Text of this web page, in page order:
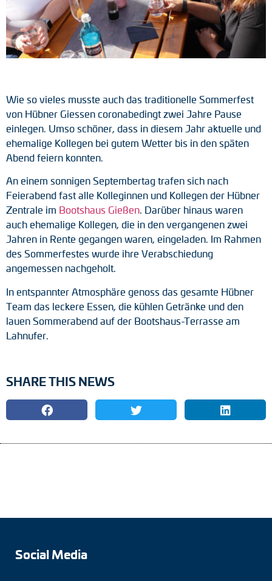
Tacho-Generatoren
LWL-Signalübertragung
Impulsumformer
Frequenz-Spannungs-Wandler
Handmessgeräte
Kabelschutz
Kupplungen
Zwischenflansche
Drehmomentstützen
DC Motoren
Wie so vieles musste auch das traditionelle Sommerfest
von Hübner Giessen coronabedingt zwei Jahre Pause
einlegen. Umso schöner, dass in diesem Jahr aktuelle und
ehemalige Kollegen bei gutem Wetter bis in den späten
Abend feiern konnten.
An einem sonnigen Septembertag trafen sich nach
Feierabend fast alle Kolleginnen und Kollegen der Hübner
Zentrale im Bootshaus Gießen. Darüber hinaus waren
auch ehemalige Kollegen, die in den vergangenen zwei
Jahren in Rente gegangen waren, eingeladen. Im Rahmen
des Sommerfestes wurde ihre Verabschiedung
angemessen nachgeholt.
In entspannter Atmosphäre genoss das gesamte Hübner
Team das leckere Essen, die kühlen Getränke und den
lauen Sommerabend auf der Bootshaus-Terrasse am
Lahnufer.
SHARE THIS NEWS
Social Media